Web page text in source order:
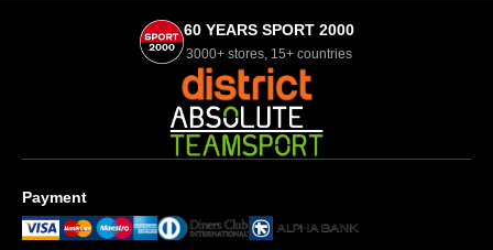
60 YEARS SPORT 2000
3000+ stores, 15+ countries
Payment